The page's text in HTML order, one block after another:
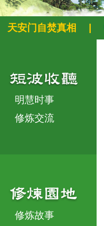
天安门自焚真相
明慧时事
修炼交流
修炼故事